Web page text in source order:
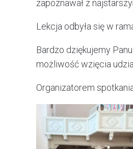
zapoznawał z
Lekcja odbyła się w
Bardzo dziękujemy
możliwość wzięcia
Organizatorem